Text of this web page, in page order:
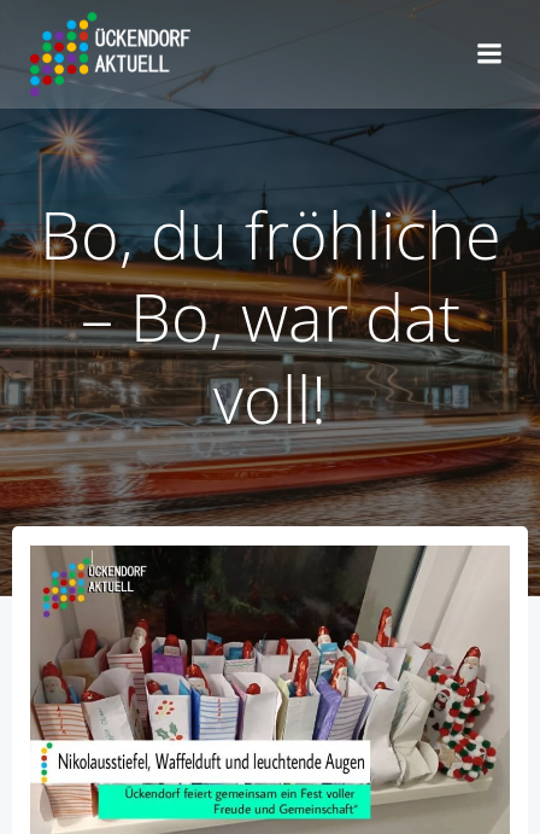
Bo, du fröhliche
– Bo, war dat
voll!